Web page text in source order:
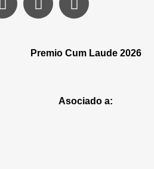
Premio Cum Laude 2026
Asociado a: